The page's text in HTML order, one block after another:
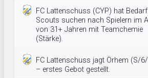
FC Lattenschuss (CYP) hat Bedarf:
Scouts suchen nach Spielern im
von 31+ Jahren mit Teamchemie
(Stärke).
FC Lattenschuss jagt Örhem (S/
– erstes Gebot gestellt.